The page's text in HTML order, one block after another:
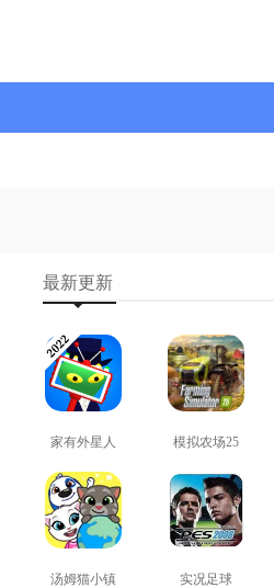
最新更新
家有外星人
免费版
查看
模拟农场25
免费版
查看
汤姆猫小镇
实况足球